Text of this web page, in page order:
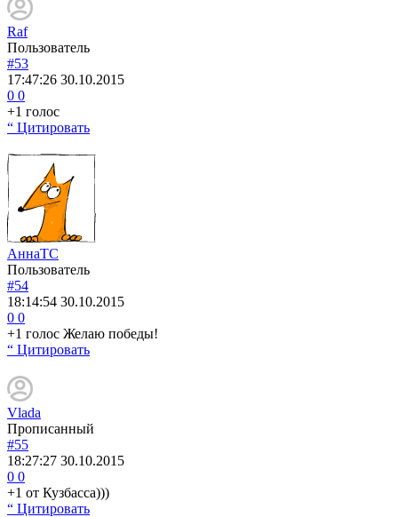
Raf
Пользователь
#53
17:47:26 30.10.2015
0 0
+1 голос
“ Цитировать
АннаТС
Пользователь
#54
18:14:54 30.10.2015
0 0
+1 голос Желаю победы!
“ Цитировать
Vlada
Прописанный
#55
18:27:27 30.10.2015
0 0
+1 от Кузбасса)))
“ Цитировать